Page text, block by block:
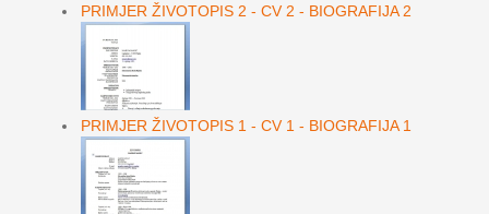
PRIMJER ŽIVOTOPIS 2 - CV 2 - BIOGRAFIJA 2
PRIMJER ŽIVOTOPIS 1 - CV 1 - BIOGRAFIJA 1